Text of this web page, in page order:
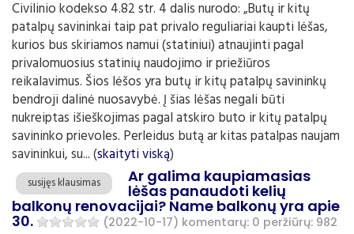
Civilinio kodekso 4.82 str. 4 dalis nurodo: „Butų ir kitų
patalpų savininkai taip pat privalo reguliariai kaupti lėšas,
kurios bus skiriamos namui (statiniui) atnaujinti pagal
privalomuosius statinių naudojimo ir priežiūros
reikalavimus. Šios lėšos yra butų ir kitų patalpų savininkų
bendroji dalinė nuosavybė. Į šias lėšas negali būti
nukreiptas išieškojimas pagal atskiro buto ir kitų patalpų
savininko prievoles. Perleidus butą ar kitas patalpas naujam
savininkui, su... (skaityti viską)
susijęs klausimas Ar galima kaupiamasias
lėšas panaudoti kelių
balkonų renovacijai? Name balkonų yra apie
30. (2022-10-17) komentarų: 0 peržiūrų: 982